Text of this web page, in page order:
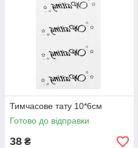
Тимчасове тату 10*6см
Готово до відправки
38 ₴